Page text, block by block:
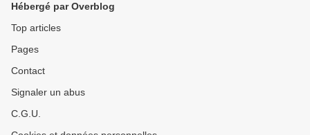
Hébergé par Overblog
Top articles
Pages
Contact
Signaler un abus
C.G.U.